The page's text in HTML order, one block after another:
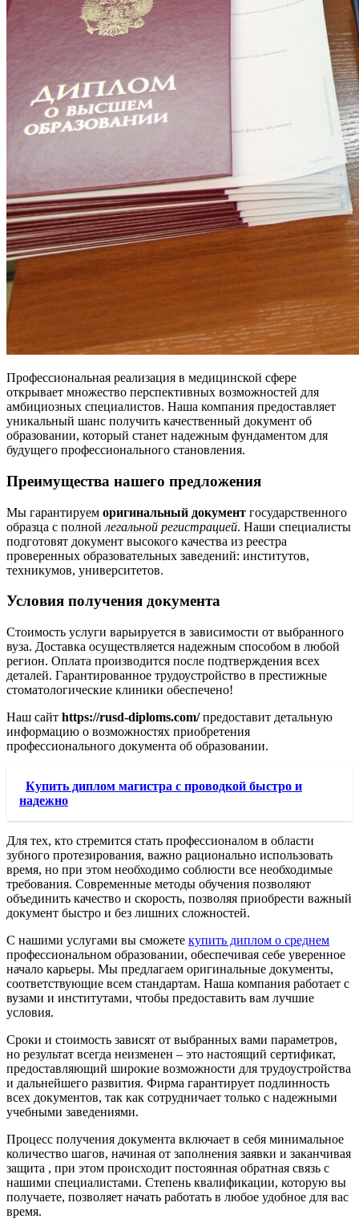
Профессиональная реализация в медицинской сфере
открывает множество перспективных возможностей для
амбициозных специалистов. Наша компания предоставляет
уникальный шанс получить качественный документ об
образовании, который станет надежным фундаментом для
будущего профессионального становления.
Преимущества нашего предложения
Мы гарантируем оригинальный документ государственного
образца с полной легальной регистрацией. Наши специалисты
подготовят документ высокого качества из реестра
проверенных образовательных заведений: институтов,
техникумов, университетов.
Условия получения документа
Стоимость услуги варьируется в зависимости от выбранного
вуза. Доставка осуществляется надежным способом в любой
регион. Оплата производится после подтверждения всех
деталей. Гарантированное трудоустройство в престижные
стоматологические клиники обеспечено!
Наш сайт https://rusd-diploms.com/предоставит детальную
информацию о возможностях приобретения
профессионального документа об образовании.
Купить диплом магистра с проводкой быстро и
надежно
Для тех, кто стремится стать профессионалом в области
зубного протезирования, важно рационально использовать
время, но при этом необходимо соблюсти все необходимые
требования. Современные методы обучения позволяют
объединить качество и скорость, позволяя приобрести важный
документ быстро и без лишних сложностей.
С нашими услугами вы сможете купить диплом о среднем
профессиональном образовании, обеспечивая себе уверенное
начало карьеры. Мы предлагаем оригинальные документы,
соответствующие всем стандартам. Наша компания работает с
вузами и институтами, чтобы предоставить вам лучшие
условия.
Сроки и стоимость зависят от выбранных вами параметров,
но результат всегда неизменен – это настоящий сертификат,
предоставляющий широкие возможности для трудоустройства
и дальнейшего развития. Фирма гарантирует подлинность
всех документов, так как сотрудничает только с надежными
учебными заведениями.
Процесс получения документа включает в себя минимальное
количество шагов, начиная от заполнения заявки и заканчивая
защита , при этом происходит постоянная обратная связь с
нашими специалистами. Степень квалификации, которую вы
получаете, позволяет начать работать в любое удобное для вас
время.